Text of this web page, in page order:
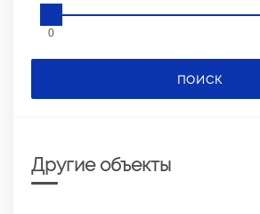
0
ПОИСК
Другие объекты